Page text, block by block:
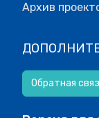
Архив
Обратная